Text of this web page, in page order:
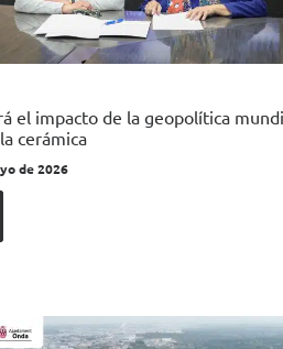
el impacto de la geopolítica
cerámica
de 2026